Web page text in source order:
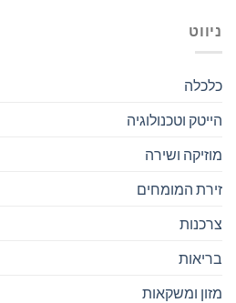
ניווט
כלכלה
הייטק וטכנולוגיה
מוזיקה ושירה
זירת המומחים
צרכנות
בריאות
מזון ומשקאות